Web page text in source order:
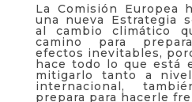
La Comisión Europea
una nueva Estrategia
al cambio climático
camino para
efectos inevitables,
hace todo lo que está
mitigarlo tanto a
internacional,
prepara para hacerle